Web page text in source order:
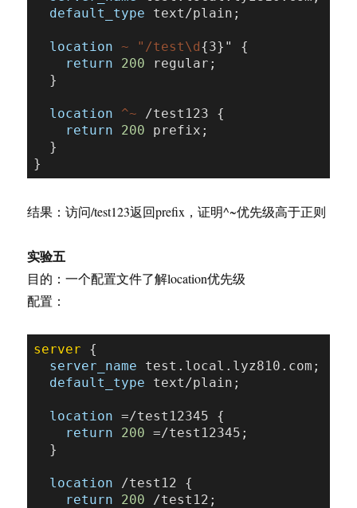
default_type text/plain;
location ~ "/test\d{3}" {
return
200 regular;
location ^~ /test123 {
return
200 prefix;
结果：访问/test123返回prefix，证明^~优先级高于正则
实验五
目的：一个配置文件了解location优先级
配置：
server {
server_name test.local.lyz810.com;
default_type text/plain;
location =/test12345 {
return
200 =/test12345;
location /test12 {
return
200 /test12;